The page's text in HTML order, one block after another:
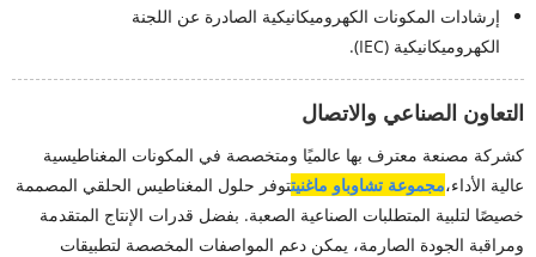
إرشادات المكونات الكهروميكانيكية الصادرة عن اللجنة
الكهروميكانيكية (IEC).
التعاون الصناعي والاتصال
كشركة مصنعة معترف بها عالميًا ومتخصصة في المكونات المغناطيسية
عالية الأداء،مجموعة تشاوباو ماغنيتتوفر حلول المغناطيس الحلقي المصممة
خصيصًا لتلبية المتطلبات الصناعية الصعبة. بفضل قدرات الإنتاج المتقدمة
ومراقبة الجودة الصارمة، يمكن دعم المواصفات المخصصة لتطبيقات